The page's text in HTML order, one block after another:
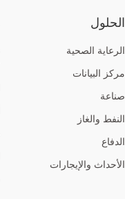
الحلول
الرعاية الصحية
مركز البيانات
صناعة
النفط والغاز
الدفاع
الأحداث والإيجارات